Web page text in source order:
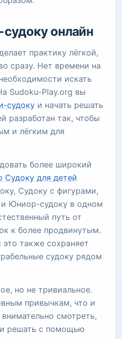
онлайн
практику лёгкой,
сразу. Нет времени на
искать
Sudoku-Play.org вы
судоку и начать решать
разработан так, чтобы
и лёгким для
более широкий
Судоку для детей
Судоку с фигурами,
Юниор-судоку в одном
путь от
к более продвинутым.
также сохраняет
судоку рядом
но не тривиальное.
привычкам, что и
смотреть,
и решать с помощью